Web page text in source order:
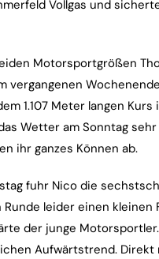
Vollgas und
Motorsportgrößen
vergangenen
1.107 Meter langen
Wetter am Sonntag
ihr ganzes Können ab.
fuhr Nico die
leider einen
der junge
Aufwärtstrend.